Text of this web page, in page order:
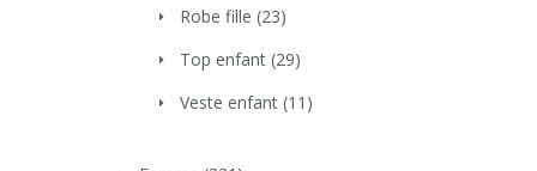
Robe fille (23)
Top enfant (29)
Veste enfant (11)